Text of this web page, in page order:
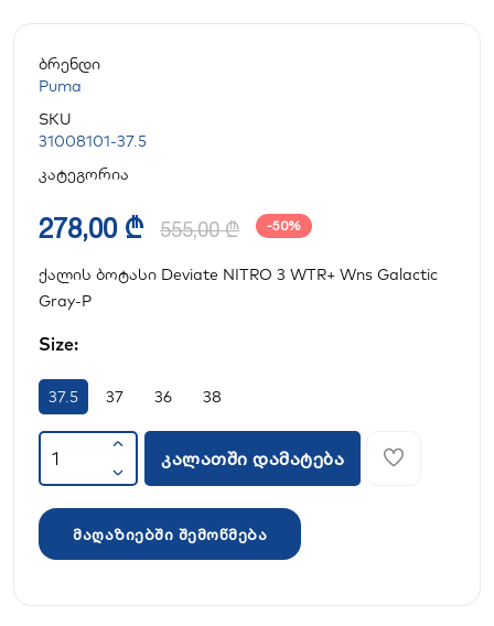
ბრენდი
Puma
SKU
31008101-37.5
კატეგორია
278,00 ₾ 555,00 ₾ -50%
ქალის ბოტასი Deviate NITRO 3 WTR+ Wns Galactic
Gray-P
Size:
37.5 37 36 38
კალათში დამატება
მაღაზიებში შემოწმება